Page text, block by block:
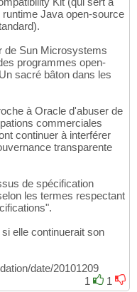
Java open-source
de Sun Microsystems
programmes open-
sacré bâton dans les
à Oracle d'abuser de
commerciales
continuer à interférer
transparente
de spécification
les termes respectant
elle continuerait son
date/20101209
1
1